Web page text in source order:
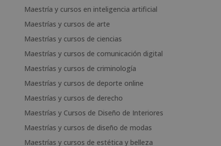
Maestría y cursos en inteligencia artificial
Maestrías y cursos de arte
Maestrías y cursos de ciencias
Maestrías y cursos de comunicación digital
Maestrías y cursos de criminología
Maestrías y cursos de deporte online
Maestrías y cursos de derecho
Maestrías y Cursos de Diseño de Interiores
Maestrías y cursos de diseño de modas
Maestrías y cursos de estética y belleza